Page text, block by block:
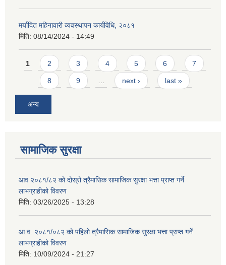
मर्यादित महिनावारी व्यवस्थापन कार्यविधि, २०८१
मिति: 08/14/2024 - 14:49
Pages
1 2 3 4 5 6 7
8 9 … next › last »
अन्य
सामाजिक सुरक्षा
आव २०८१/८२ को दोस्रो त्रैमासिक सामाजिक सुरक्षा भत्ता प्राप्त गर्ने
लाभग्राहीको विवरण
मिति: 03/26/2025 - 13:28
आ.व. २०८१/०८२ को पहिलो त्रैमासिक सामाजिक सुरक्षा भत्ता प्राप्त गर्ने
लाभग्राहीको विवरण
मिति: 10/09/2024 - 21:27